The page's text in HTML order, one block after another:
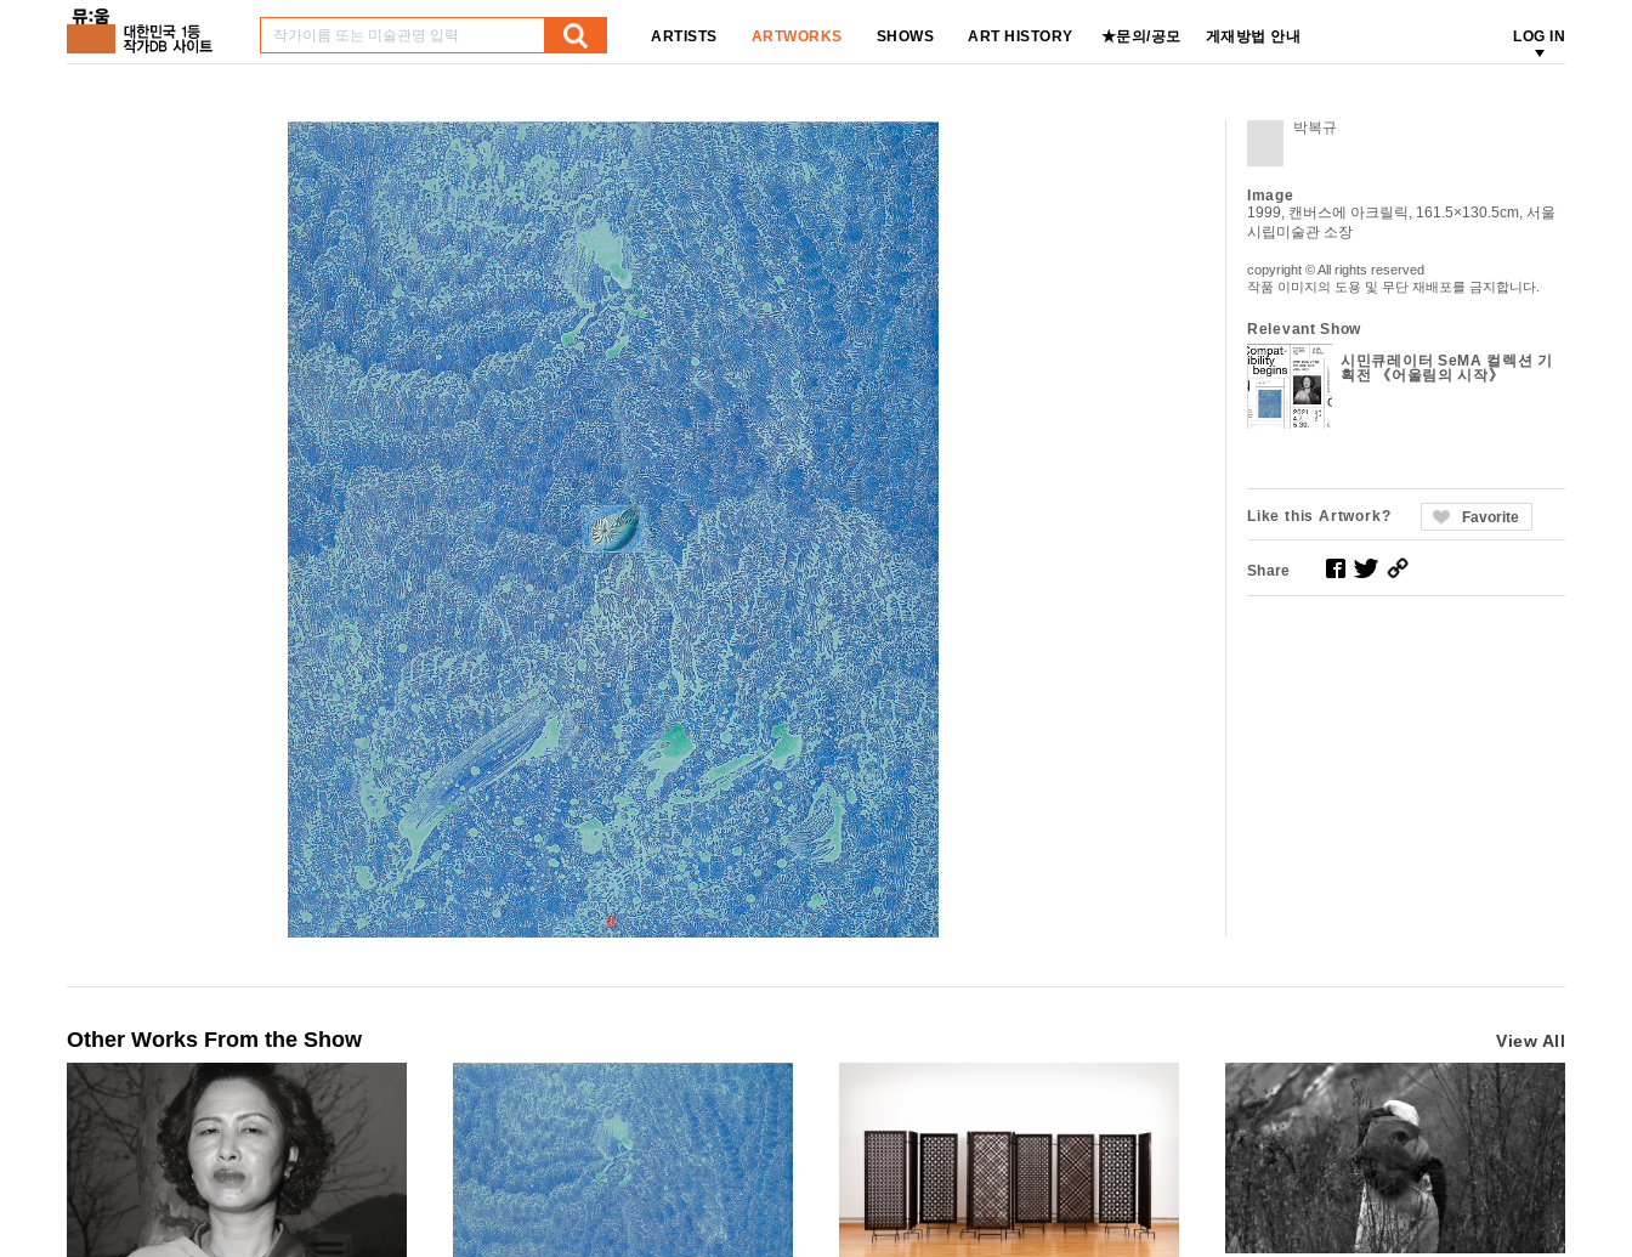
ARTISTS ARTWORKS SHOWS ART HISTORY ★문의/공모 게재방법 안내 LOG IN
박복규
Image
1999, 캔버스에 아크릴릭, 161.5×130.5cm, 서울
시립미술관 소장
copyright © All rights reserved
작품 이미지의 도용 및 무단 재배포를 금지합니다.
Relevant Show
시민큐레이터 SeMA 컬렉션 기
획전 《어울림의 시작》
Like this Artwork? Favorite
Share
Other Works From the Show View All